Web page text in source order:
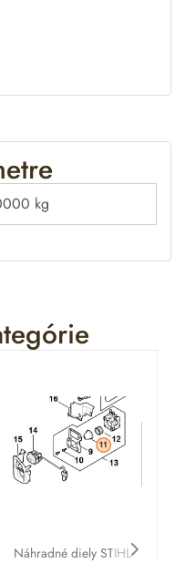
kg
Náhradné diely STIHL